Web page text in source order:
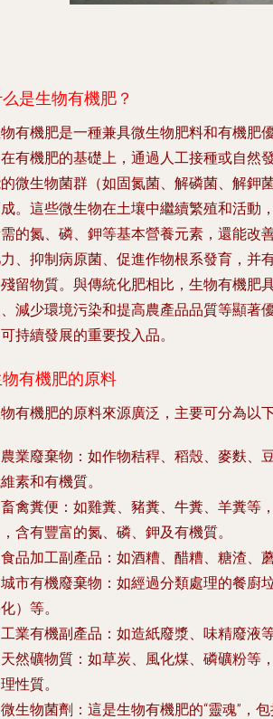
是生物有機肥？
有機肥是一種兼具微生物肥料和有機肥
有機肥的基礎上，通過人工接種或自然
微生物菌群（如固氮菌、解磷菌、解鉀
。這些微生物在土壤中繼續繁殖和活動
的氮、磷、鉀等基本營養元素，還能改
、抑制病原菌、促進作物根系發育，并
留物質。與傳統化肥相比，生物有機肥
減少環境污染和提高農產品品質等顯著
持續發展的重要投入品。
有機肥的原料
有機肥的原料來源廣泛，主要可分為以
農業廢棄物 ：如作物秸稈、稻殼、麥麩、
素和有機質。
畜禽糞便 ：如雞糞、豬糞、牛糞、羊糞等
含有豐富的氮、磷、鉀及有機質。
食品加工副產品 ：如酒糟、醋糟、糖渣、
城市有機廢棄物 ：如經過分類處理的餐廚
）等。
工業有機副產品 ：如造紙廢漿、味精廢液
天然礦物質 ：如草炭、風化煤、磷礦粉等
性質。
微生物菌劑 ：這是生物有機肥的“靈魂”，